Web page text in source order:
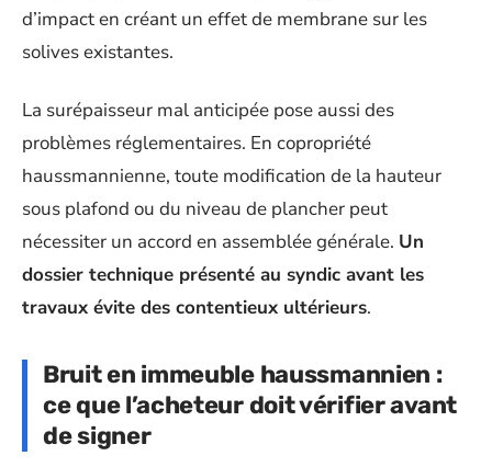
d’impact en créant un effet de membrane sur les
solives existantes.
La surépaisseur mal anticipée pose aussi des
problèmes réglementaires. En copropriété
haussmannienne, toute modification de la hauteur
sous plafond ou du niveau de plancher peut
nécessiter un accord en assemblée générale. Un
dossier technique présenté au syndic avant les
travaux évite des contentieux ultérieurs.
Bruit en immeuble haussmannien :
ce que l’acheteur doit vérifier avant
de signer